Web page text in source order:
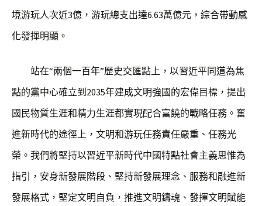
境游玩人次近3億，游玩總支出達6.63萬億元，綜合帶動感
化發揮明顯。
站在“兩個一百年”歷史交匯點上，以習近平同道為焦
點的黨中心確立到2035年建成文明強國的宏偉目標，提出
國民物質生涯和精力生涯都實現配合富饒的戰略任務。奮
進新時代的途徑上，文明和游玩任務責任嚴重、任務光
榮。我們將堅持以習近平新時代中國特點社會主義思惟為
指引，安身新發展階段、堅持新發展理念、服務和融進新
發展格式，堅定文明自負，推進文明鑄魂、發揮文明賦能